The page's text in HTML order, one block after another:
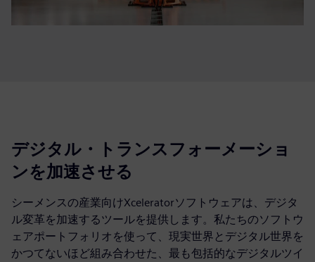
デジタル・トランスフォーメーショ
ンを加速させる
シーメンスの産業向けXceleratorソフトウェアは、デジタ
ル変革を加速するツールを提供します。私たちのソフトウ
ェアポートフォリオを使って、現実世界とデジタル世界を
かつてないほど組み合わせた、最も包括的なデジタルツイ